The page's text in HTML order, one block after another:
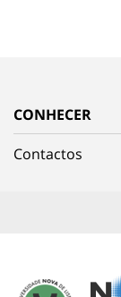
CONHECER
Contactos